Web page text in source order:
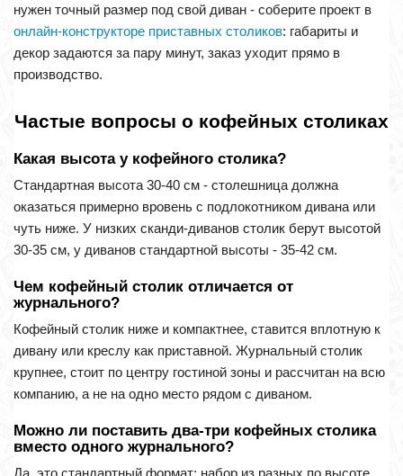
нужен точный размер под свой диван - соберите проект в
онлайн-конструкторе приставных столиков: габариты и
декор задаются за пару минут, заказ уходит прямо в
производство.
Частые вопросы о кофейных столиках
Какая высота у кофейного столика?
Стандартная высота 30-40 см - столешница должна
оказаться примерно вровень с подлокотником дивана или
чуть ниже. У низких сканди-диванов столик берут высотой
30-35 см, у диванов стандартной высоты - 35-42 см.
Чем кофейный столик отличается от
журнального?
Кофейный столик ниже и компактнее, ставится вплотную к
дивану или креслу как приставной. Журнальный столик
крупнее, стоит по центру гостиной зоны и рассчитан на всю
компанию, а не на одно место рядом с диваном.
Можно ли поставить два-три кофейных столика
вместо одного журнального?
Да, это стандартный формат: набор из разных по высоте